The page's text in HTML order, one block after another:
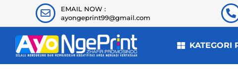
EMAIL NOW :
ayongeprint99@gmail.com
KATEGORI